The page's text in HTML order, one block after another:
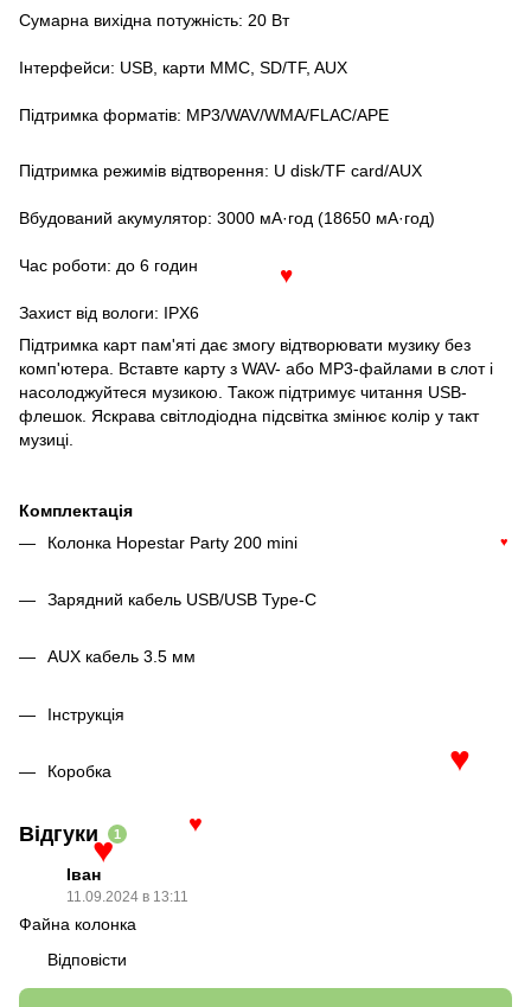
Сумарна вихідна потужність: 20 Вт
Інтерфейси: USB, карти MMC, SD/TF, AUX
Підтримка форматів: MP3/WAV/WMA/FLAC/APE
Підтримка режимів відтворення: U disk/TF card/AUX
Вбудований акумулятор: 3000 мА·год (18650 мА·год)
Час роботи: до 6 годин
Захист від вологи: IPX6
Підтримка карт пам'яті дає змогу відтворювати музику без
комп'ютера. Вставте карту з WAV- або MP3-файлами в слот і
насолоджуйтеся музикою. Також підтримує читання USB-
флешок. Яскрава світлодіодна підсвітка змінює колір у такт
музиці.
Комплектація
Колонка Hopestar Party 200 mini
Зарядний кабель USB/USB Type-C
AUX кабель 3.5 мм
Інструкція
Коробка
Відгуки 1
Іван
11.09.2024 в 13:11
Файна колонка
Відповісти
♥